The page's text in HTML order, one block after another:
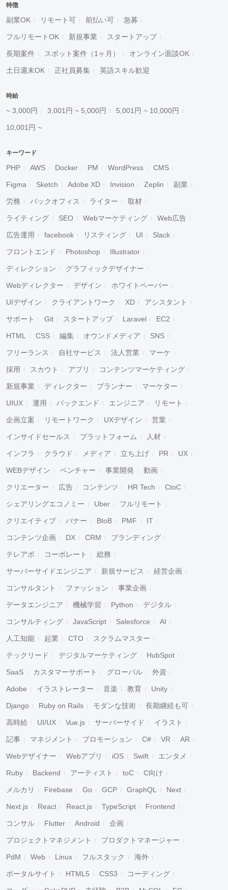
特徴
副業OK リモート可 前払い可 急募
フルリモートOK 新規事業 スタートアップ
長期案件 スポット案件（1ヶ月） オンライン面談OK
土日週末OK 正社員募集 英語スキル歓迎
時給
~ 3,000円 3,001円 ~ 5,000円 5,001円 ~ 10,000円
10,001円 ~
キーワード
PHP AWS Docker PM WordPress CMS
Figma Sketch Adobe XD Invision Zeplin 副業
労務 バックオフィス ライター 取材
ライティング SEO Webマーケティング Web広告
広告運用 facebook リスティング UI Slack
フロントエンド Photoshop Illustrator
ディレクション グラフィックデザイナー
Webディレクター デザイン ホワイトペーパー
UIデザイン クライアントワーク XD アシスタント
サポート Git スタートアップ Laravel EC2
HTML CSS 編集 オウンドメディア SNS
フリーランス 自社サービス 法人営業 マーケ
採用 スカウト アプリ コンテンツマーケティング
新規事業 ディレクター プランナー マーケター
UIUX 運用 バックエンド エンジニア リモート
企画立案 リモートワーク UXデザイン 営業
インサイドセールス プラットフォーム 人材
インフラ クラウド メディア 立ち上げ PR UX
WEBデザイン ベンチャー 事業開発 動画
クリエーター 広告 コンテンツ HR Tech CtoC
シェアリングエコノミー Uber フルリモート
クリエイティブ バナー BtoB PMF IT
コンテンツ企画 DX CRM ブランディング
テレアポ コーポレート 総務
サーバーサイドエンジニア 新規サービス 経営企画
コンサルタント ファッション 事業企画
データエンジニア 機械学習 Python デジタル
コンサルティング JavaScript Salesforce AI
人工知能 起業 CTO スクラムマスター
テックリード デジタルマーケティング HubSpot
SaaS カスタマーサポート グローバル 外資
Adobe イラストレーター 音楽 教育 Unity
Django Ruby on Rails モダンな技術 長期継続も可
高時給 UI/UX Vue.js サーバーサイド イラスト
記事 マネジメント プロモーション C# VR AR
Webデザイナー Webアプリ iOS Swift エンタメ
Ruby Backend アーティスト toC C向け
メルカリ Firebase Go GCP GraphQL Next
Next.js React React.js TypeScript Frontend
コンサル Flutter Android 企画
プロジェクトマネジメント プロダクトマネージャー
PdM Web Linux フルスタック 海外
ポータルサイト HTML5 CSS3 コーディング